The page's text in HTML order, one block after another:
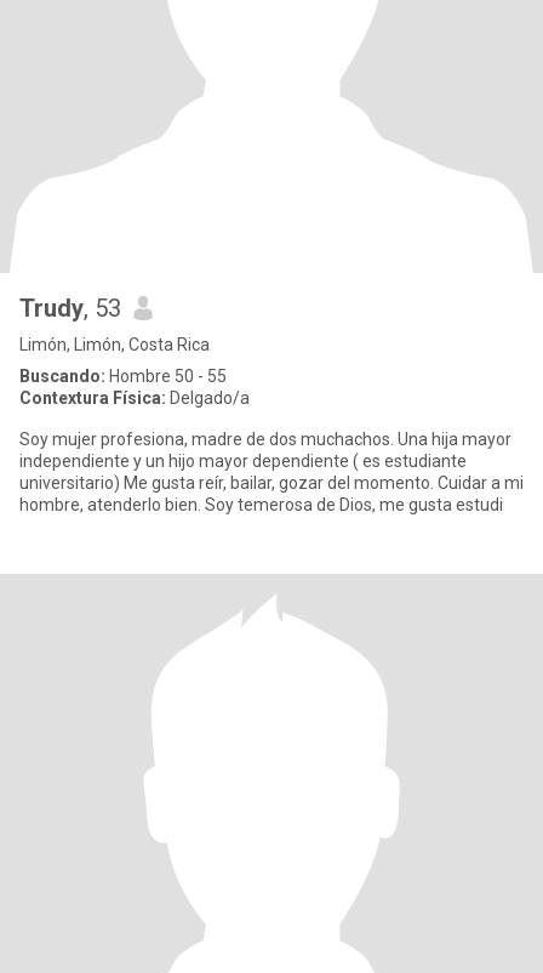
Trudy, 53
Limón, Limón, Costa Rica
Buscando: Hombre 50 - 55
Contextura Física: Delgado/a
Soy mujer profesiona, madre de dos muchachos. Una hija mayor
independiente y un hijo mayor dependiente ( es estudiante
universitario) Me gusta reír, bailar, gozar del momento. Cuidar a mi
hombre, atenderlo bien. Soy temerosa de Dios, me gusta estudi